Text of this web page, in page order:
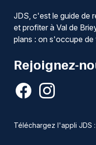
JDS, c'est le guide de
et profiter à Val de
plans : on s'occupe de
Rejoignez-
Téléchargez l'appli JDS :